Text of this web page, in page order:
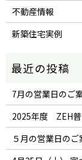
不動産情報
新築住宅実例
7月の営業日のご
2025年度 ZEH普
５月の営業日のご